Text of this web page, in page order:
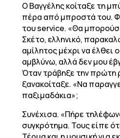
Ο Βαγγέλης κοίταξε τη
πέρα από μπροστά του.
του service. «Θα
Σκέτο, ελληνικό,
αμίλητος μέχρι να έλθει
αμβλύνω, αλλά δεν μου
Όταν τράβηξε την πρώτη
ξανακοίταξε. «Να
παξιμαδάκια»;
Συνέχισα. «Πήρε
συγκρότημα. Τους είπε